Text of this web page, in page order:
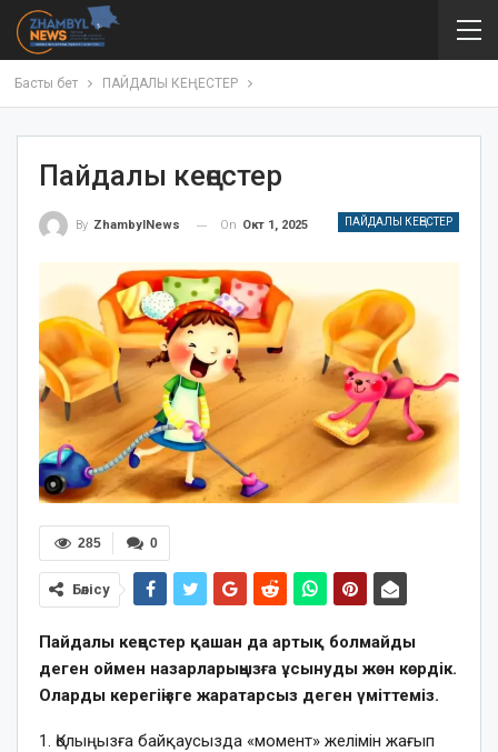
Басты бет ПАЙДАЛЫ КЕҢЕСТЕР
Пайдалы кеңестер
ПАЙДАЛЫ КЕҢЕСТЕР
By ZhambylNews On Окт 1, 2025
0
285
Бөлісу
Пайдалы кеңестер қашан да артық болмайды
деген оймен назарларыңызға ұсынуды жөн көрдік.
Оларды керегіңізге жаратарсыз деген үміттеміз.
1. Қолыңызға байқаусызда «момент» желімін жағып